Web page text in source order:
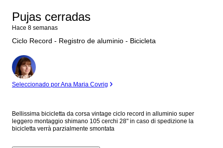
Pujas cerradas
Hace 8 semanas
Ciclo Record - Registro de aluminio - Bicicleta
Experto
Seleccionado por Ana Maria Covrig
Bellissima bicicletta da corsa vintage ciclo record in alluminio super
leggero montaggio shimano 105 cerchi 28" in caso di spedizione la
bicicletta verrà parzialmente smontata